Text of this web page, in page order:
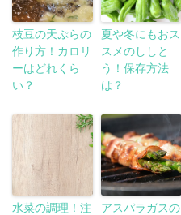
枝豆の天ぷらの
作り方！カロリ
ーはどれくら
い？
夏や冬にもおス
スメのししと
う！保存方法
は？
水菜の調理！注
アスパラガスの